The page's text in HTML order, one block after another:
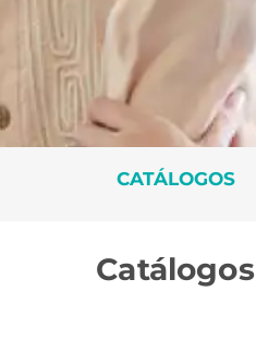
CATÁLOGOS
Catálogos